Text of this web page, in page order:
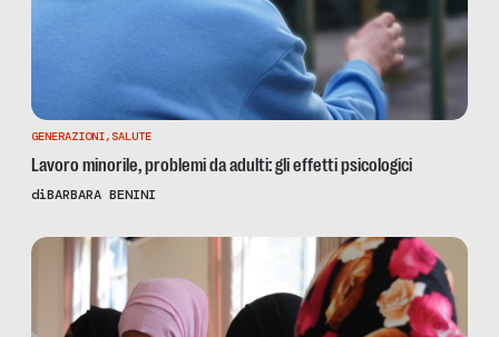
GENERAZIONI, SALUTE
Lavoro minorile, problemi da adulti: gli effetti psicologici
diBARBARA BENINI